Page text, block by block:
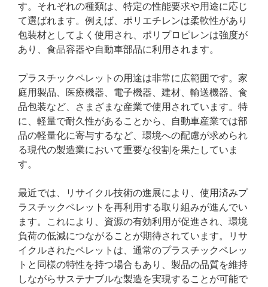
す。それぞれの種類は、特定の性能要求や用途に応じ
て選ばれます。例えば、ポリエチレンは柔軟性があり
包装材としてよく使用され、ポリプロピレンは強度が
あり、食品容器や自動車部品に利用されます。
プラスチックペレットの用途は非常に広範囲です。家
庭用製品、医療機器、電子機器、建材、輸送機器、食
品包装など、さまざまな産業で使用されています。特
に、軽量で耐久性があることから、自動車産業では部
品の軽量化に寄与するなど、環境への配慮が求められ
る現代の製造業において重要な役割を果たしていま
す。
最近では、リサイクル技術の進展により、使用済みプ
ラスチックペレットを再利用する取り組みが進んでい
ます。これにより、資源の有効利用が促進され、環境
負荷の低減につながることが期待されています。リサ
イクルされたペレットは、通常のプラスチックペレッ
トと同様の特性を持つ場合もあり、製品の品質を維持
しながらサステナブルな製造を実現することが可能で